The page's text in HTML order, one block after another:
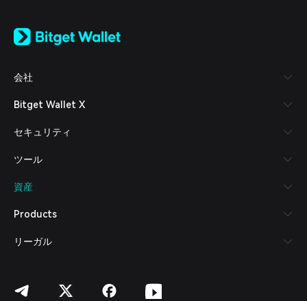
日本語
Español (Latinoamérica)
Italiano
Deutsch
繁體中文
Bahasa Indonesia
Español (Argentina)
会社
Bitget Wallet X
セキュリティ
ツール
資産
Products
リーガル